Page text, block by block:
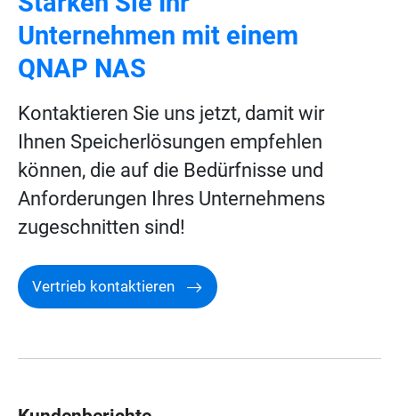
Unternehmen mit einem
QNAP NAS
Kontaktieren Sie uns jetzt, damit wir
Ihnen Speicherlösungen empfehlen
können, die auf die Bedürfnisse und
Anforderungen Ihres Unternehmens
zugeschnitten sind!
Vertrieb kontaktieren